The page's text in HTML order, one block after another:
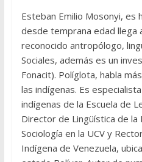
Esteban Emilio Mosonyi, es
desde temprana edad llega
reconocido antropólogo,
Sociales, además es un
Fonacit). Políglota, habla
las indígenas. Es
indígenas de la Escuela de
Director de Lingüística de la
Sociología en la UCV y
Indígena de Venezuela,